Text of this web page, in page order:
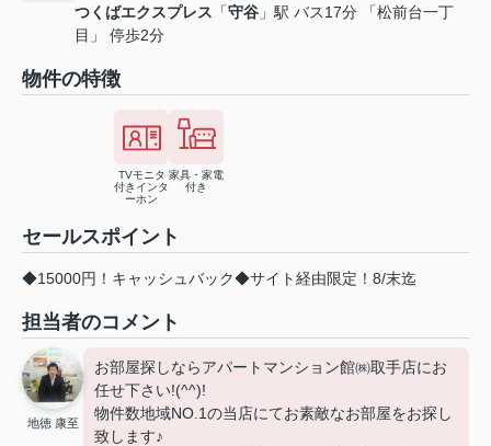
つくばエクスプレス 「守谷 」駅 バス17分 「松前台一丁
目」 停歩2分
物件の特徴
TVモニタ
付きインタ
ーホン
家具・家電
付き
セールスポイント
◆15000円！キャッシュバック◆サイト経由限定！8/末迄
担当者のコメント
地徳 康至
お部屋探しならアパートマンション館㈱取手店にお
任せ下さい!(^^)!
物件数地域NO.1の当店にてお素敵なお部屋をお探し
致します♪